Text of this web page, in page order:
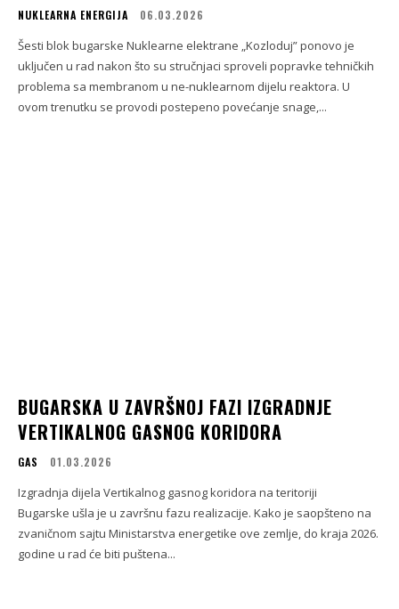
NUKLEARNA ENERGIJA 06.03.2026
Šesti blok bugarske Nuklearne elektrane „Kozloduj” ponovo je
uključen u rad nakon što su stručnjaci sproveli popravke tehničkih
problema sa membranom u ne-nuklearnom dijelu reaktora. U
ovom trenutku se provodi postepeno povećanje snage,...
BUGARSKA U ZAVRŠNOJ FAZI IZGRADNJE
VERTIKALNOG GASNOG KORIDORA
GAS 01.03.2026
Izgradnja dijela Vertikalnog gasnog koridora na teritoriji
Bugarske ušla je u završnu fazu realizacije. Kako je saopšteno na
zvaničnom sajtu Ministarstva energetike ove zemlje, do kraja 2026.
godine u rad će biti puštena...